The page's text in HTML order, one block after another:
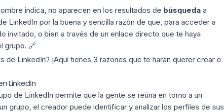
indica, no aparecen en los resultados de búsquedaa
LinkedIn por la buena y sencilla razón de que, para acceder a
invitado, o bien a través de un enlace directo que te haya
grupo. 🔗
de LinkedIn? ¡Aquí tienes 3 razones que te harán querer crear o
LinkedIn
de LinkedIn permite que la gente se reúna en torno a un
grupo, el creador puede identificar y analizar los perfiles de sus